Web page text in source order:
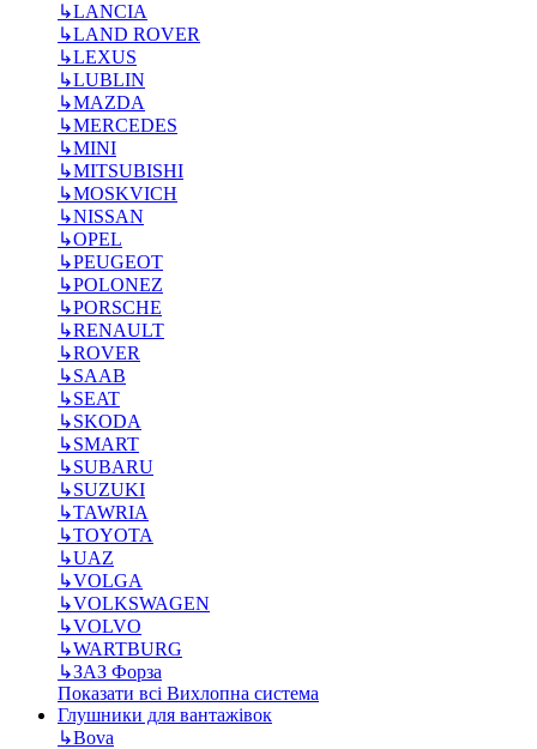
↳LANCIA
↳LAND ROVER
↳LEXUS
↳LUBLIN
↳MAZDA
↳MERCEDES
↳MINI
↳MITSUBISHI
↳MOSKVICH
↳NISSAN
↳OPEL
↳PEUGEOT
↳POLONEZ
↳PORSCHE
↳RENAULT
↳ROVER
↳SAAB
↳SEAT
↳SKODA
↳SMART
↳SUBARU
↳SUZUKI
↳TAWRIA
↳TOYOTA
↳UAZ
↳VOLGA
↳VOLKSWAGEN
↳VOLVO
↳WARTBURG
↳ЗАЗ Форза
Показати всі Вихлопна система
Глушники для вантажівок
↳Bova